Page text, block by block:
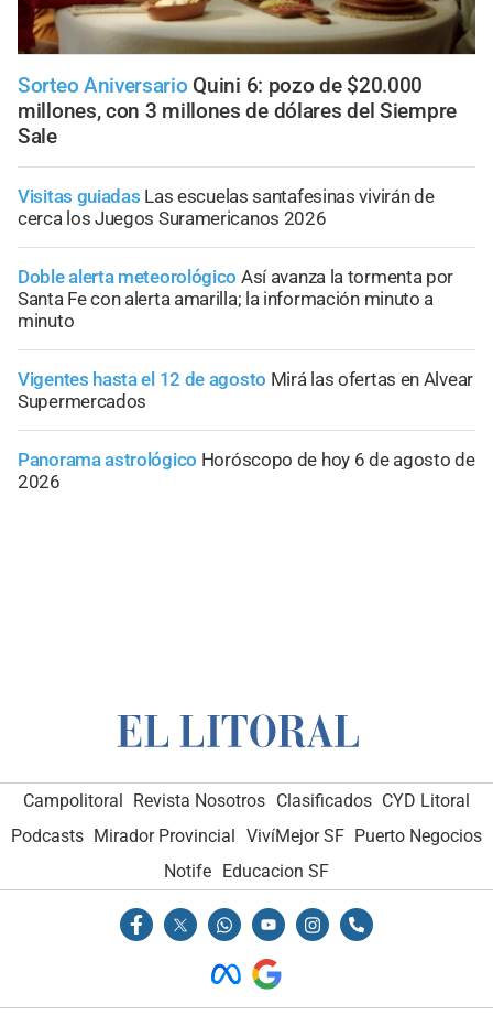
Sorteo Aniversario Quini 6: pozo de $20.000
millones, con 3 millones de dólares del Siempre
Sale
Visitas guiadas Las escuelas santafesinas vivirán de
cerca los Juegos Suramericanos 2026
Doble alerta meteorológico Así avanza la tormenta por
Santa Fe con alerta amarilla; la información minuto a
minuto
Vigentes hasta el 12 de agosto Mirá las ofertas en Alvear
Supermercados
Panorama astrológico Horóscopo de hoy 6 de agosto de
2026
Campolitoral Revista Nosotros Clasificados CYD Litoral
Podcasts Mirador Provincial VivíMejor SF Puerto Negocios
Notife Educacion SF